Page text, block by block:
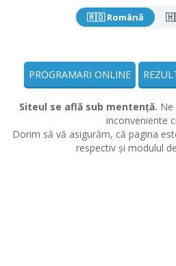
🇷🇴 Română
PROGRAMARI ONLINE
Siteul se află sub mentență. Ne
inconveniente
Dorim să vă asigurăm, că pagina
respectiv și modulul